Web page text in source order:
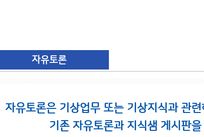
자유토론
자유토론은 기상업무 또는 기상지식과 관
기존 자유토론과 지식샘 게시판